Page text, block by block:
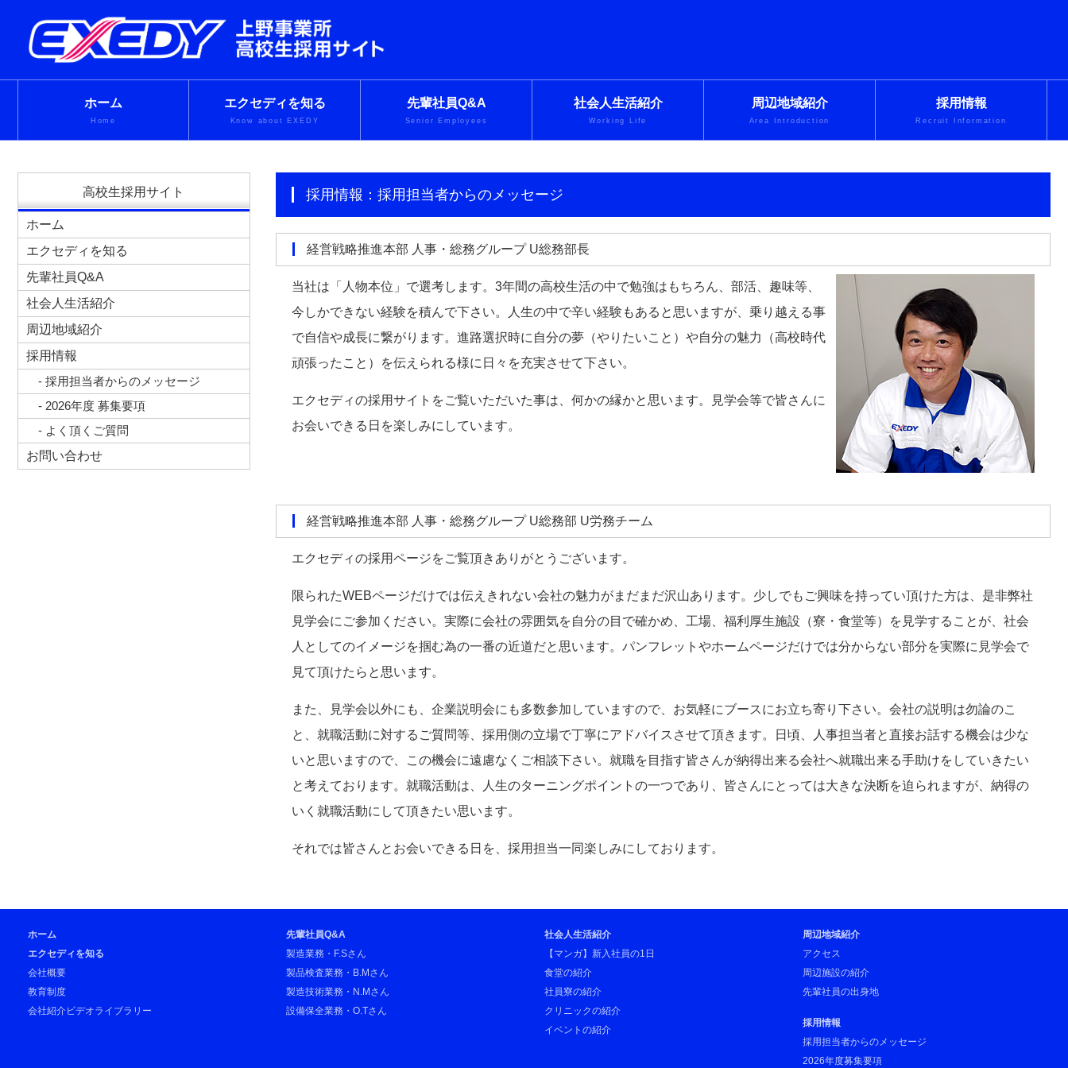
ホーム
Home
エクセディを知る
Know about EXEDY
先輩社員Q&A
Senior Employees
社会人生活紹介
Working Life
周辺地域紹介
Area Introduction
採用情報
Recruit Information
採用情報：採用担当者からのメッセージ
経営戦略推進本部 人事・総務グループ U総務部長
当社は「人物本位」で選考します。3年間の高校生活の中で勉強はもちろん、部活、趣味等、
今しかできない経験を積んで下さい。人生の中で辛い経験もあると思いますが、乗り越える事
で自信や成長に繋がります。進路選択時に自分の夢（やりたいこと）や自分の魅力（高校時代
頑張ったこと）を伝えられる様に日々を充実させて下さい。
エクセディの採用サイトをご覧いただいた事は、何かの縁かと思います。見学会等で皆さんに
お会いできる日を楽しみにしています。
経営戦略推進本部 人事・総務グループ U総務部 U労務チーム
エクセディの採用ページをご覧頂きありがとうございます。
限られたWEBページだけでは伝えきれない会社の魅力がまだまだ沢山あります。少しでもご興味を持ってい頂けた方は、是非弊社
見学会にご参加ください。実際に会社の雰囲気を自分の目で確かめ、工場、福利厚生施設（寮・食堂等）を見学することが、社会
人としてのイメージを掴む為の一番の近道だと思います。パンフレットやホームページだけでは分からない部分を実際に見学会で
見て頂けたらと思います。
また、見学会以外にも、企業説明会にも多数参加していますので、お気軽にブースにお立ち寄り下さい。会社の説明は勿論のこ
と、就職活動に対するご質問等、採用側の立場で丁寧にアドバイスさせて頂きます。日頃、人事担当者と直接お話する機会は少な
いと思いますので、この機会に遠慮なくご相談下さい。就職を目指す皆さんが納得出来る会社へ就職出来る手助けをしていきたい
と考えております。就職活動は、人生のターニングポイントの一つであり、皆さんにとっては大きな決断を迫られますが、納得の
いく就職活動にして頂きたい思います。
それでは皆さんとお会いできる日を、採用担当一同楽しみにしております。
高校生採用サイト
ホーム
エクセディを知る
先輩社員Q&A
社会人生活紹介
周辺地域紹介
採用情報
- 採用担当者からのメッセージ
- 2026年度 募集要項
- よく頂くご質問
お問い合わせ
ホーム
エクセディを知る
会社概要
教育制度
会社紹介ビデオライブラリー
先輩社員Q&A
製造業務・F.Sさん
製品検査業務・B.Mさん
製造技術業務・N.Mさん
設備保全業務・O.Tさん
社会人生活紹介
【マンガ】新入社員の1日
食堂の紹介
社員寮の紹介
クリニックの紹介
イベントの紹介
周辺地域紹介
アクセス
周辺施設の紹介
先輩社員の出身地
採用情報
採用担当者からのメッセージ
2026年度募集要項